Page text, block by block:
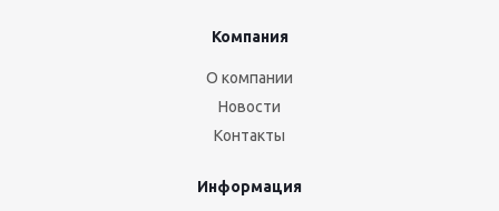
Компания
О компании
Новости
Контакты
Информация